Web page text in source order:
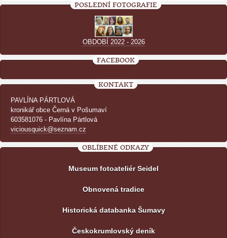
POSLEDNÍ FOTOGRAFIE
OBDOBÍ 2022 - 2026
FACEBOOK
KONTAKT
PAVLÍNA PÁRTLOVÁ
kronikář obce Černá v Pošumaví
603581076 - Pavlína Pártlová
viciousquick@seznam.cz
OBLÍBENÉ ODKAZY
Museum fotoateliér Seidel
Obnovená tradice
Historická databanka Šumavy
Českokrumlovský deník